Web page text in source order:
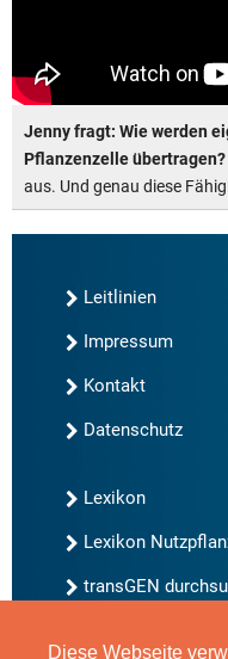
Diese Webseite
Jenny fragt: Wie werden
Pflanzenzelle übertragen?
aus. Und genau diese
Leitlinien
Impressum
Kontakt
Datenschutz
Lexikon
Lexikon
transGEN
Neu bei transGEN